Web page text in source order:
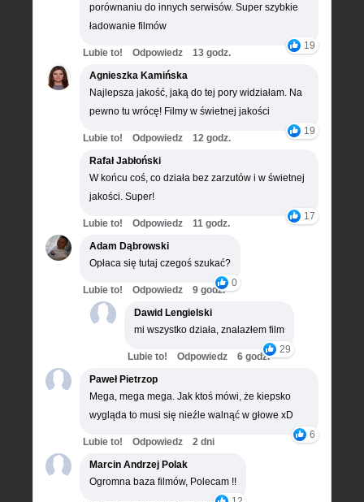
porównaniu do innych serwisów. Super szybkie
ładowanie filmów
19
Lubie to! Odpowiedz
13 godz.
Agnieszka Kamińska
Najlepsza jakość, jaką do tej pory widziałam. Na
pewno tu wrócę! Filmy w świetnej jakości
19
Lubie to! Odpowiedz
12 godz.
Rafał Jabłoński
W końcu coś, co działa bez zarzutów i w świetnej
jakości. Super!
17
Lubie to! Odpowiedz
11 godz.
Adam Dąbrowski
Opłaca się tutaj czegoś szukać?
0
Lubie to! Odpowiedz
9 godz.
Dawid Lengielski
mi wszystko działa, znalazłem film
29
Lubie to! Odpowiedz
6 godz.
Paweł Pietrzop
Mega, mega mega. Jak ktoś mówi, że kiepsko
wygląda to musi się nieźle walnąć w głowe xD
6
Lubie to! Odpowiedz
2 dni
Marcin Andrzej Polak
Ogromna baza filmów, Polecam !!